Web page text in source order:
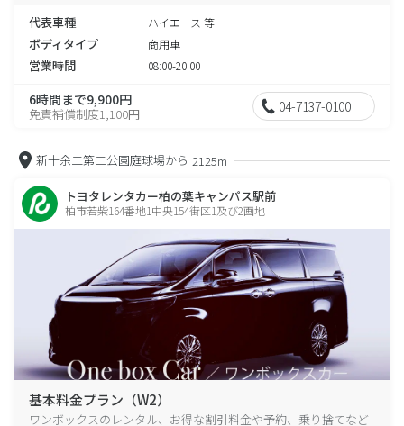
代表車種 ハイエース 等
ボディタイプ 商用車
営業時間 08:00-20:00
6時間まで9,900円
免責補償制度1,100円 04-7137-0100
新十余二第二公園庭球場から 2125m
トヨタレンタカー柏の葉キャンパス駅前
柏市若柴164番地1中央154街区1及び2画地
基本料金プラン（W2）
ワンボックスのレンタル、お得な割引料金や予約、乗り捨てなど